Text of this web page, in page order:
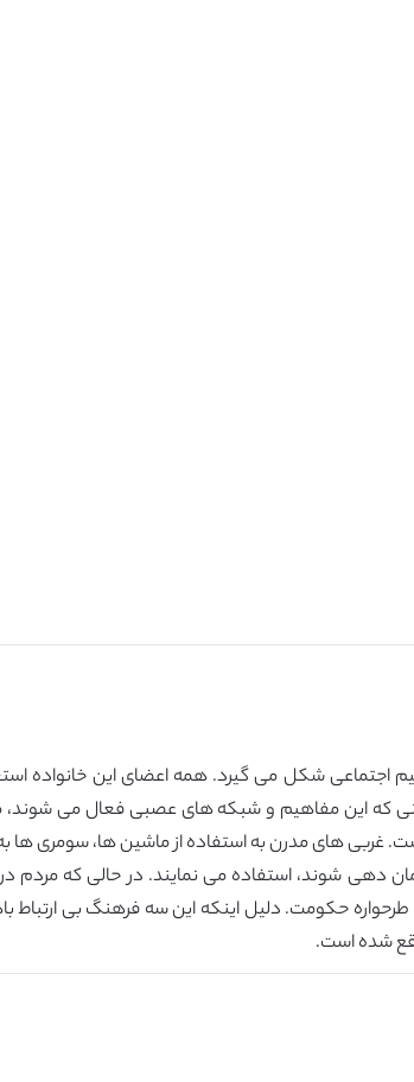
اجتماعی شکل می گیرد. همه اعضای این خانواده
که این مفاهیم و شبکه های عصبی فعال می شوند،
غربی های مدرن به استفاده از ماشین ها، سومری ها
دهی شوند، استفاده می نمایند. در حالی که مردم
حکومت. دلیل اینکه این سه فرهنگ بی ارتباط
شده است.